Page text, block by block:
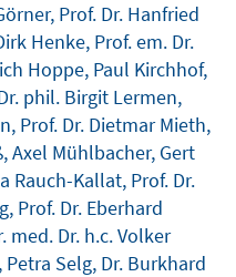
Prof. Dr. Hanfried
Henke, Prof. em. Dr.
Hoppe, Paul Kirchhof,
phil. Birgit Lermen,
Prof. Dr. Dietmar Mieth,
Axel Mühlbacher, Gert
Rauch-Kallat, Prof. Dr.
Prof. Dr. Eberhard
med. Dr. h.c. Volker
Selg, Dr. Burkhard